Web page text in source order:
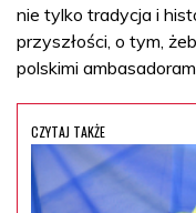
nie tylko tradycja i
przyszłości, o tym,
polskimi
CZYTAJ TAKŻE